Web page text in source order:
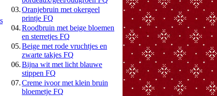
03.Oranjebruin met okergeel
printje FQ
04.Roodbruin met beige bloemen
en sterretjes FQ
05.Beige met rode vruchtjes en
zwarte takjes FQ
06.Bijna wit met licht blauwe
stippen FQ
07.Creme ivoor met klein bruin
bloemetje FQ